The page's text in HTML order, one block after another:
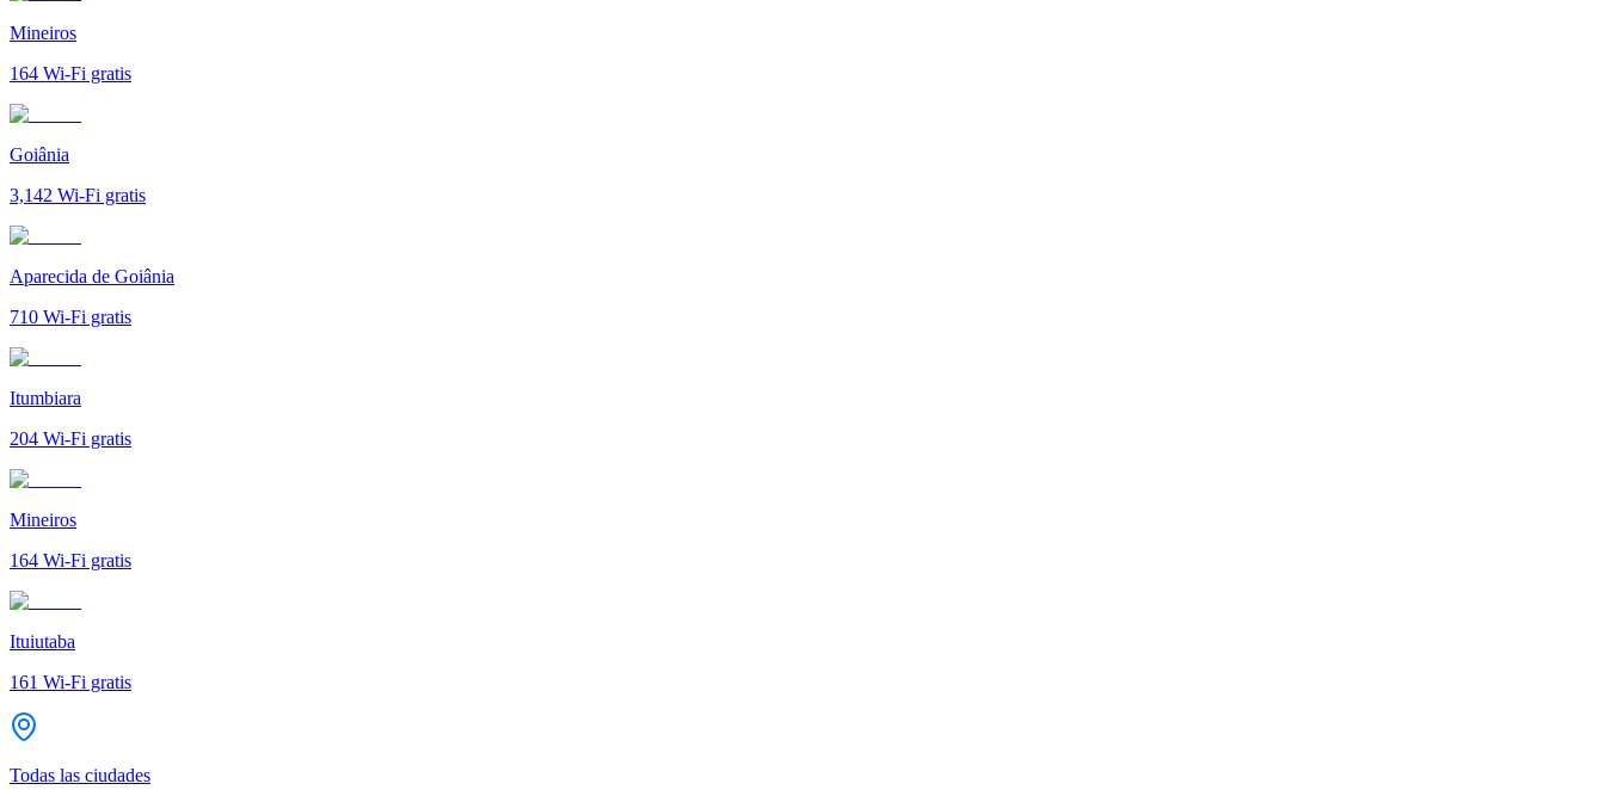
Mineiros
164 Wi-Fi gratis
Goiânia
3,142 Wi-Fi gratis
Aparecida de Goiânia
710 Wi-Fi gratis
Itumbiara
204 Wi-Fi gratis
Mineiros
164 Wi-Fi gratis
Ituiutaba
161 Wi-Fi gratis
Todas las ciudades